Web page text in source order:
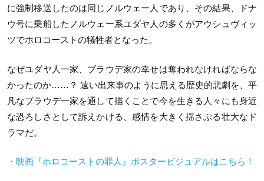
に強制移送したのは同じノルウェー人であり、その結果、ドナ
ウ号に乗船したノルウェー系ユダヤ人の多くがアウシュヴィッ
ツでホロコーストの犠牲者となった。
なぜユダヤ人一家、ブラウデ家の幸せは奪われなければならな
かったのか……？ 遠い出来事のように思える歴史的悲劇を、平
凡なブラウデ一家を通して描くことで今を生きる人々にも身近
な恐ろしさとして訴えかける、感情を大きく揺さぶる壮大なド
ラマだ。
・映画『ホロコーストの罪人』ポスタービジュアルはこちら！